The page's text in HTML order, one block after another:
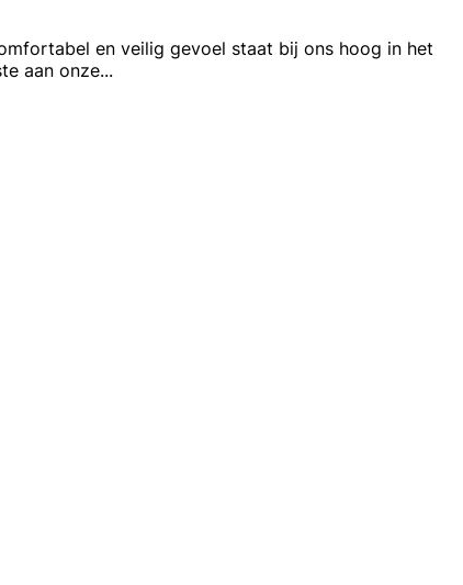
en veilig gevoel staat bij ons hoog in het
aan onze...